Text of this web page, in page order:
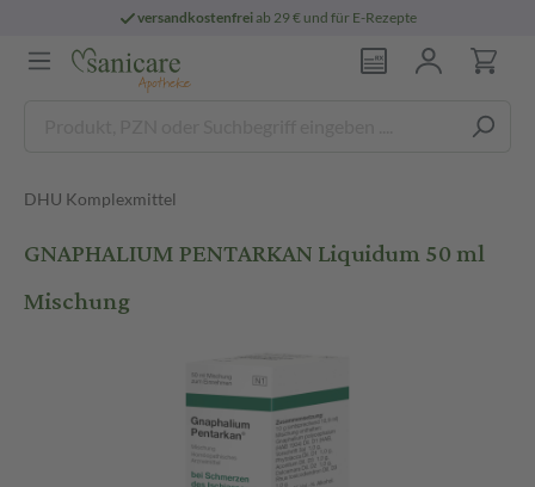
versandkostenfreiab 29 € und für E-Rezepte
DHU Komplexmittel
GNAPHALIUM PENTARKAN Liquidum 50 ml
Mischung